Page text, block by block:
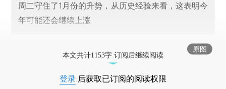
周二守住了1月份的升势，从历史经验来看，这表明今
年可能还会继续上涨
原图
本文共计1153字 订阅后继续阅读
登录 后获取已订阅的阅读权限